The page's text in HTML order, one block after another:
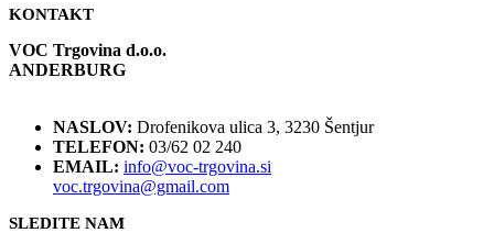
KONTAKT
VOC Trgovina d.o.o.
ANDERBURG
NASLOV: Drofenikova ulica 3, 3230 Šentjur
TELEFON: 03/62 02 240
EMAIL: info@voc-trgovina.si
voc.trgovina@gmail.com
SLEDITE NAM